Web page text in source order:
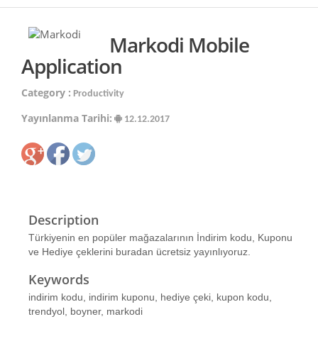
Markodi Mobile
Application
Category : Productivity
Yayınlanma Tarihi: 12.12.2017
Description
Türkiyenin en popüler mağazalarının İndirim kodu, Kuponu
ve Hediye çeklerini buradan ücretsiz yayınlıyoruz.
Keywords
indirim kodu, indirim kuponu, hediye çeki, kupon kodu,
trendyol, boyner, markodi